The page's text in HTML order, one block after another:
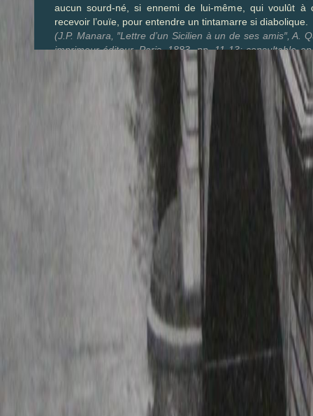
aucun sourd-né, si ennemi de lui-même, qui voulût à
recevoir l’ouïe, pour entendre un tintamarre si diabolique.
(J.P. Manara, ″Lettre d’un Sicilien à un de ses amis″, A.
imprimeur-éditeur, Paris, 1883, pp. 11-13; consultable
http://www.archive.org/details/lettredunsicili00maragoog)
Saint-Malo – fin XVIIè siècle
Pour surveiller les navires, les Malouins utilisent de
dogues anglais ; ces chiens, attachés à l’entrée du
la mer est haute, et près du pont de la Balise, à marée
sont lâchés à l’heure du couvre-feu… Le chiennetier
rappelle qu’au matin, au moyen de sa trompette en
les enfermer dans leur cabane sous le bastion de
(Armel de Wismes, ″La vie quotidienne dans les ports
aux XVIIè – XVIIIè siècles″, Hachette, Paris, 1973, p. 95)